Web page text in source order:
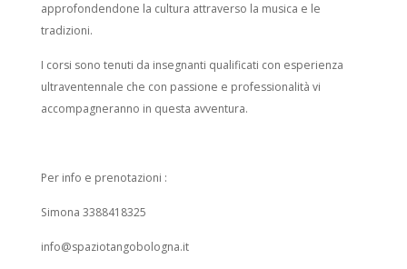
approfondendone la cultura attraverso la musica e le
tradizioni.
I corsi sono tenuti da insegnanti qualificati con esperienza
ultraventennale che con passione e professionalità vi
accompagneranno in questa avventura.
Per info e prenotazioni :
Simona 3388418325
info@spaziotangobologna.it